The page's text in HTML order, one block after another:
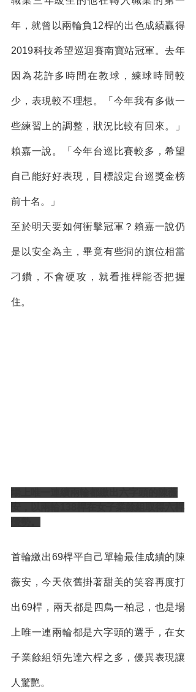
年，就曾以兩輪負12桿的出色成績贏得
2019科技希望巡迴賽南寶站冠軍。去年
因為花許多時間在教球，練球時間較
少，表現較不理想。「今年我有多做一
些練習上的調整，狀況比較有回來。」
賴嘉一說。「今年台巡比賽較多，希望
自己能好好表現，目標設定台巡獎金榜
前十名。」
至於明天要如何衝擊冠軍？賴嘉一說仍
是以安全為主，畢竟有些洞的旗位相當
刁鑽，不會硬攻，就看推桿能否把握
住。
首輪繳出69桿平自己單輪最佳成績的陳
薇安，今天依舊掛著甜美的笑容再度打
出69桿，兩天都是四鳥一柏忌，也是場
上唯一連兩輪都是六字頭的選手，在女
子業餘組領先達六桿之多，優異表現讓
人驚艷。